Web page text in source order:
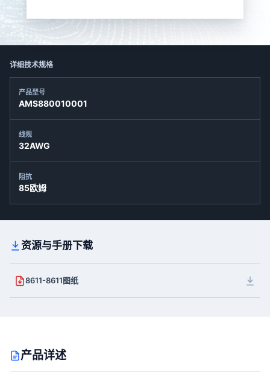
详细技术规格
产品型号
AMS880010001
线规
32AWG
阻抗
85欧姆
资源与手册下载
8611-8611图纸
产品详述